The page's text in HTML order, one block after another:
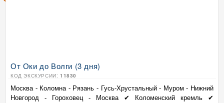
От Оки до Волги (3 дня)
КОД ЭКСКУРСИИ: 11830
Москва - Коломна - Рязань - Гусь-Хрустальный - Муром - Нижний
Новгород - Гороховец - Москва ✔ Коломенский кремль ✔